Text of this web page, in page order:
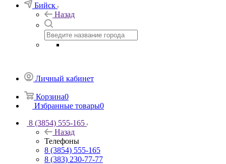
Бийск
Назад
Личный кабинет
Корзина0
Избранные товары0
8 (3854) 555-165
Назад
Телефоны
8 (3854) 555-165
8 (383) 230-77-77